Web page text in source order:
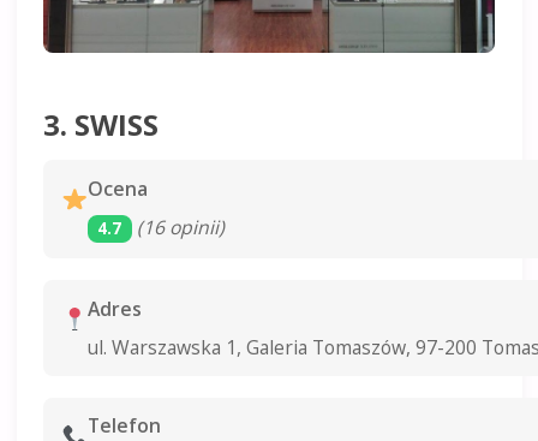
3. SWISS
Ocena
4.7 (16 opinii)
Adres
ul. Warszawska 1, Galeria Tomaszów, 97-200
Telefon